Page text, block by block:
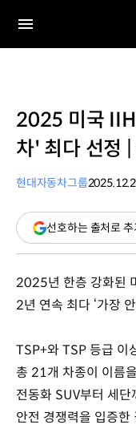
전체
2025 미국
차' 최다 선정
현대자동차그룹
선호하는 출처로
2025년 한층 강화된
2년 연속 최다 ‘가장
TSP+와 TSP 등급 이
총 21개 차종이 이름
전동화 SUV부터 세단
안전 경쟁력을 입증한